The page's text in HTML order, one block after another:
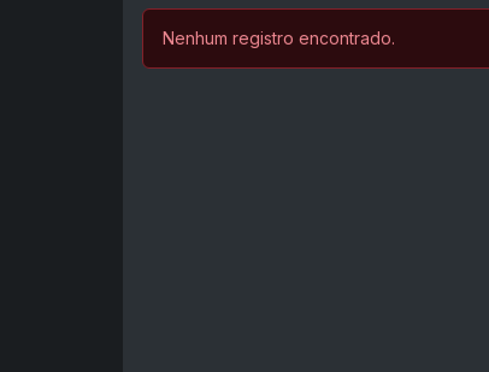
Nenhum registro encontrado.